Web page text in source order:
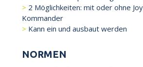
2 Möglichkeiten: mit oder ohne
Kommander
Kann ein und ausbaut werden
NORMEN